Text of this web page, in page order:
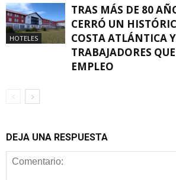
HOTELES
TRAS MÁS DE 80
CERRÓ UN
COSTA ATLÁNTICA
TRABAJADORES
EMPLEO
DEJA UNA RESPUESTA